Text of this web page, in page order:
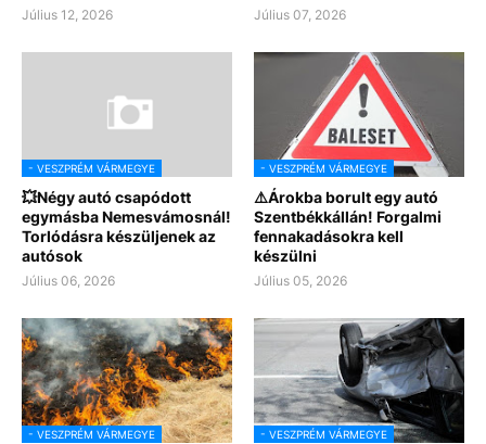
Július 12, 2026 Július 07, 2026
- VESZPRÉM VÁRMEGYE
💥Négy autó csapódott
egymásba Nemesvámosnál!
Torlódásra készüljenek az
autósok
Július 06, 2026
- VESZPRÉM VÁRMEGYE
⚠️Árokba borult egy autó
Szentbékkállán! Forgalmi
fennakadásokra kell
készülni
Július 05, 2026
- VESZPRÉM VÁRMEGYE - VESZPRÉM VÁRMEGYE